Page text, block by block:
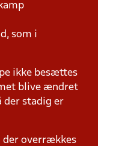
som i
ikke besættes
blive ændret
der stadig er
der overrækkes